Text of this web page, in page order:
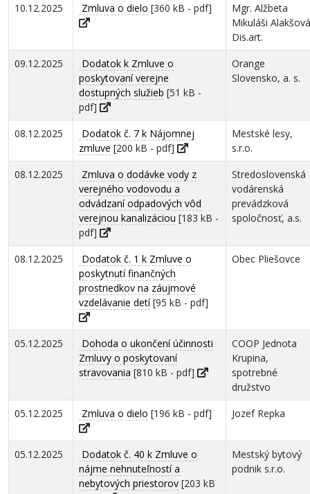
10.12.2025
Zmluva o dielo [360 kB - pdf]
Mgr. Alžbeta
Mikuláši Alakšová
Dis.art.
09.12.2025
Dodatok k Zmluve o
poskytovaní verejne
dostupných služieb [51 kB -
pdf]
Orange
Slovensko, a. s.
08.12.2025
Dodatok č. 7 k Nájomnej
zmluve [200 kB - pdf]
Mestské lesy,
s.r.o.
08.12.2025
Zmluva o dodávke vody z
verejného vodovodu a
odvádzaní odpadových vôd
verejnou kanalizáciou [183 kB -
pdf]
Stredoslovenská
vodárenská
prevádzková
spoločnosť, a.s.
08.12.2025
Dodatok č. 1 k Zmluve o
poskytnutí finančných
prostriedkov na záujmové
vzdelávanie detí[95 kB - pdf]
Obec Pliešovce
05.12.2025
Dohoda o ukončení účinnosti
Zmluvy o poskytovaní
stravovania [810 kB - pdf]
COOP Jednota
Krupina,
spotrebné
družstvo
05.12.2025
Zmluva o dielo [196 kB - pdf] Jozef Repka
05.12.2025
Dodatok č. 40 k Zmluve o
nájme nehnuteľností a
nebytových priestorov [203 kB
Mestský bytový
podnik s.r.o.